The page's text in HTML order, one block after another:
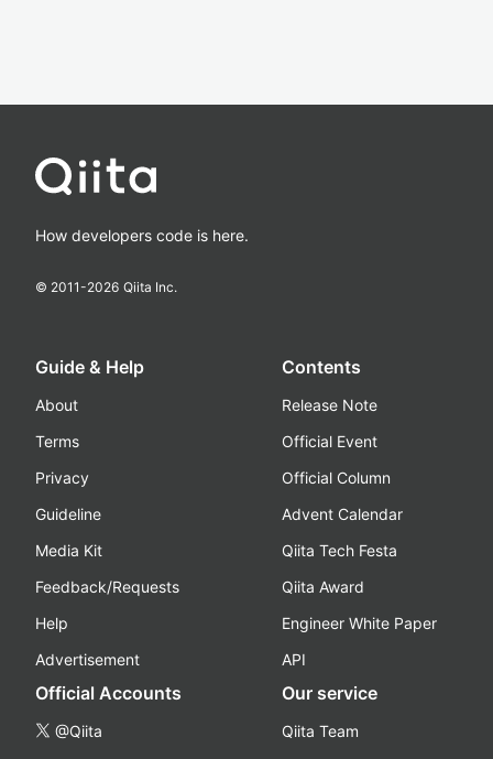
How developers code is here.
© 2011-2026 Qiita Inc.
Guide & Help
About
Terms
Privacy
Guideline
Media Kit
Feedback/Requests
Help
Advertisement
Contents
Release Note
Official Event
Official Column
Advent Calendar
Qiita Tech Festa
Qiita Award
Engineer White Paper
API
Official Accounts
@Qiita
Our service
Qiita Team